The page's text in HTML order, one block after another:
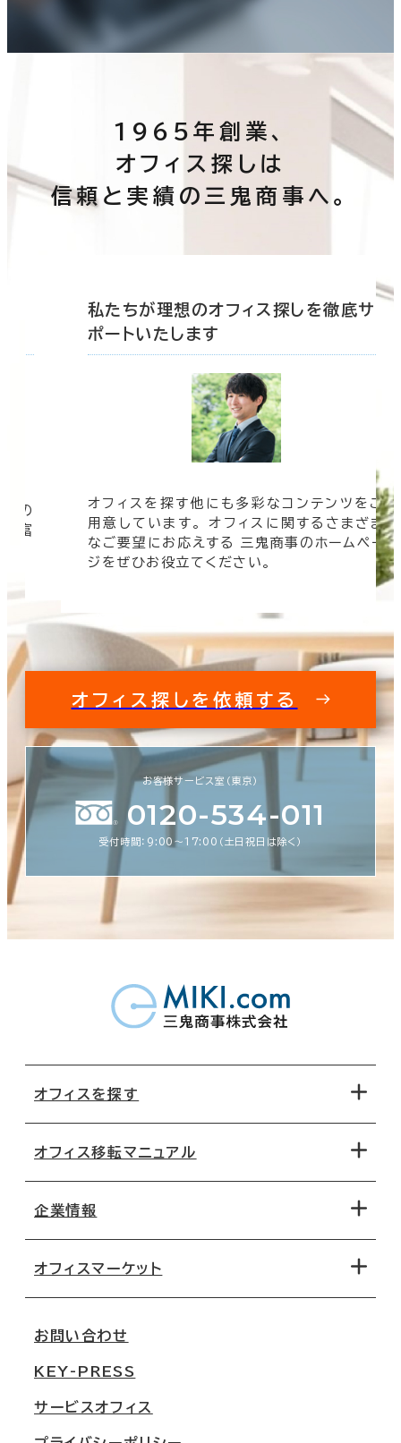
1965年創業、
オフィス探しは
信頼と実績の三鬼商事へ。
の
豊富
私たちが理想のオフィス探しを徹底サ
ポートいたします
オフィスを探す他にも多彩なコンテンツをご
用意しています。 オフィスに関するさまざま
なご要望にお応えする 三鬼商事のホームペー
ジをぜひお役立てください。
オフィス探しを依頼する
お客様サービス室（東京）
0120-534-011
受付時間：9:00〜17:00（土日祝日は除く）
オフィスを探す
地図から探す
路線・駅から探す
オフィス移転マニュアル
移転コストシミュレーション
移転スケジュール
オフィス移転Q&A
企業情報
オフィスマーケット
大阪
名古屋
お問い合わせ
KEY-PRESS
サービスオフィス